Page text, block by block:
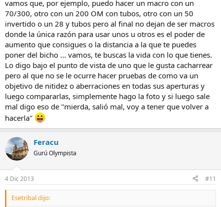
vamos que, por ejemplo, puedo hacer un macro con un
70/300, otro con un 200 OM con tubos, otro con un 50
invertido o un 28 y tubos pero al final no dejan de ser macros
donde la única razón para usar unos u otros es el poder de
aumento que consigues o la distancia a la que te puedes
poner del bicho ... vamos, te buscas la vida con lo que tienes.
Lo digo bajo el punto de vista de uno que le gusta cacharrear
pero al que no se le ocurre hacer pruebas de como va un
objetivo de nitidez o aberraciones en todas sus aperturas y
luego compararlas, simplemente hago la foto y si luego sale
mal digo eso de "mierda, salió mal, voy a tener que volver a
hacerla"
Feracu
Gurú Olympista
4 Dic 2013 #11
Esetribal dijo: